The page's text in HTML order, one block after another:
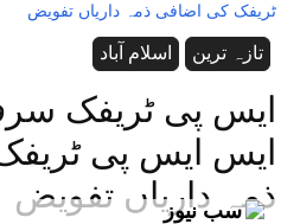
ٹریفک کی اضافی ذمہ داریاں تفویض
اسلام آباد تازہ ترین
ایس پی ٹریفک
ایس ایس پی
ذمہ داریاں تفویض
سب نیوز